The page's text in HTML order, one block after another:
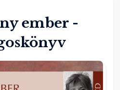
ember -